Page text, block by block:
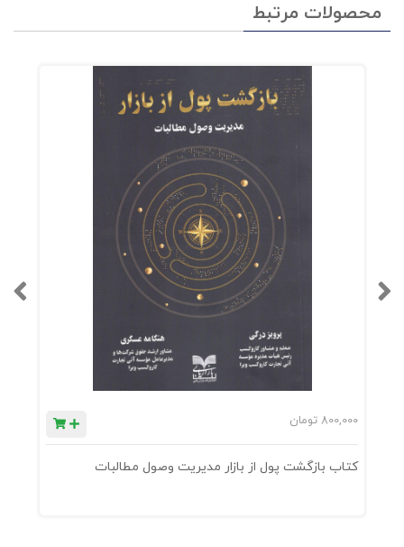
محصولات مرتبط
800,000 تومان
کتاب بازگشت پول از بازار مدیریت وصول مطالبات